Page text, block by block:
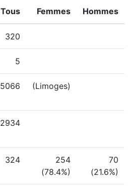
Tous Femmes Hommes
320
5
5066 (Limoges)
2934
324
254
(78.4%)
70
(21.6%)